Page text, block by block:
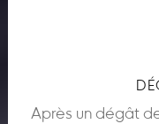
Après un dégât